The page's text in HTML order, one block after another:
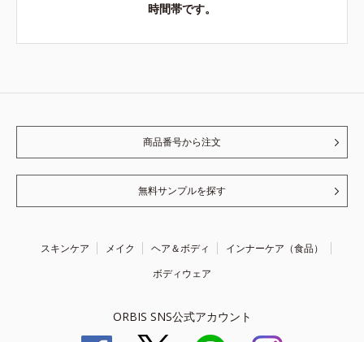
時間帯です。
商品番号から注文
無料サンプルを探す
スキンケア メイク ヘア＆ボディ
インナーケア（食品）
ボディウェア
ORBIS SNS公式アカウント